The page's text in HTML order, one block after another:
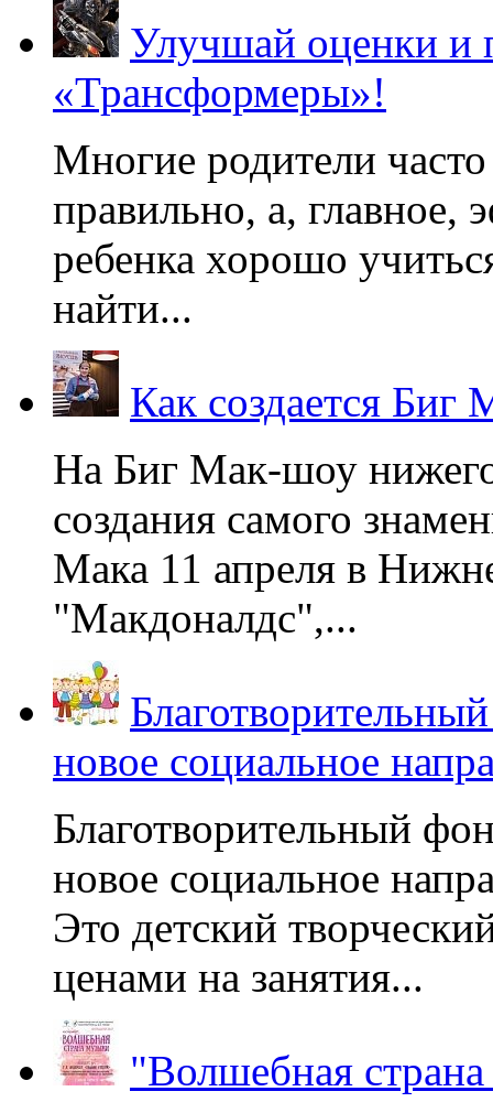
Улучшай оценки и
«Трансформеры»!
Многие родители
правильно, а, главное,
ребенка хорошо
найти...
Как создается Биг
На Биг Мак-шоу
создания самого
Мака 11 апреля в
"Макдоналдс",...
новое социальное
Благотворительный
новое социальное
Это детский
ценами на занятия...
"Волшебная